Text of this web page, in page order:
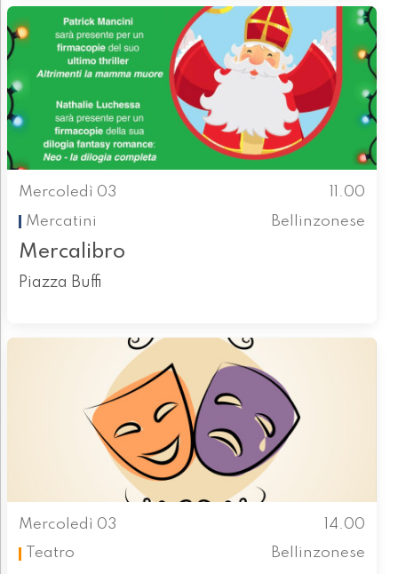
Mercoledì 03
11.00
Mercatini
Bellinzonese
Mercalibro
Piazza Buffi
Mercoledì 03
14.00
Teatro
Bellinzonese